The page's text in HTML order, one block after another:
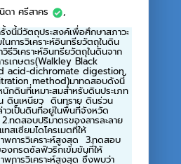
ดา ศรีสาคร
,
งนี้มีวัตถุประสงค์เพื่อศึกษาสภาวะ
ในการวิเคราะห์อินทรียวัตถุในดิน
วิธีวิเคราะห์อินทรียวัตถุในดินจาก
รเกษตร(Walkley Black
acid-dichromate digestion,
method)มาทดสอบดังนี้
กดินที่เหมาะสมสำหรับดินประเภท
ดินเหนียว ดินทราย ดินร่วน
วเป็นดินที่อยู่ในพื้นที่จังหวัด
ทดสอบปริมาตรของสารละลาย
ทสเซียมไดโครเมตที่ให้
พการวิเคราะห์สูงสุด 3.ทดสอบ
งกรดซัลฟิวริกเข้มข้นที่ให้
พการวิเคราะห์สูงสุด ซึ่งพบว่า